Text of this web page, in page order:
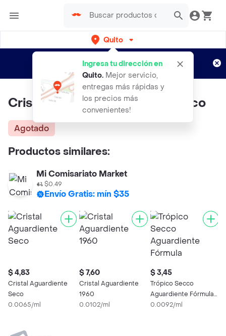
Quito
Ingresa tu dirección en
Quito. Mejor servicio,
entregas más rápidas y
los precios más
convenientes!
envíos gratis por semanas
Aplican TyC
Cristal Aguardiente Seco Clásico
Agotado
Productos similares:
Mi Comisariato Market
$0.49
Envío Gratis: mín $35
$ 4,83
Cristal Aguardiente
Seco
0.0065/ml
$ 7,60
Cristal Aguardiente
1960
0.0102/ml
$ 3,45
Trópico Secco
Aguardiente Fórmula
Original
0.0092/ml